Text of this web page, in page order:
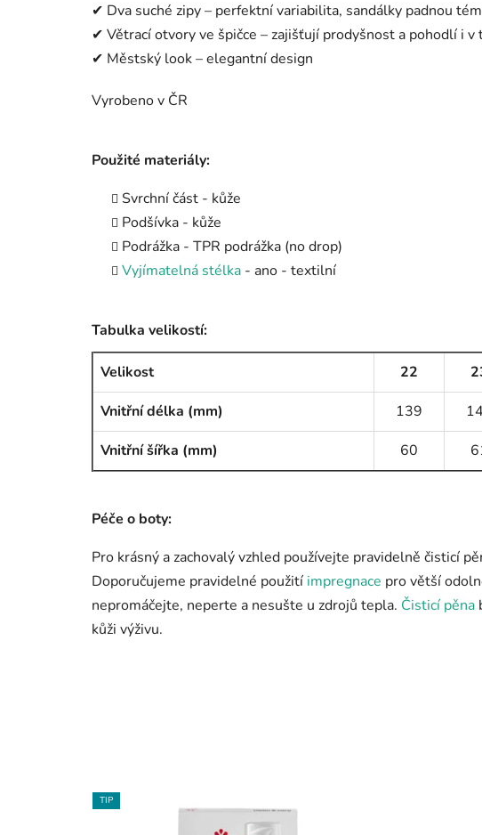
✔ Dva suché zipy – perfektní variabilita, sandálky padnou
✔ Větrací otvory ve špičce – zajišťují prodyšnost a pohodlí i v
✔ Městský look – elegantní design
Vyrobeno v ČR
Použité materiály:
Svrchní část - kůže
Podšívka - kůže
Podrážka - TPR podrážka (no drop)
Vyjímatelná stélka - ano - textilní
Tabulka velikostí:
Velikost 22
Vnitřní délka (mm)
139
Vnitřní šířka (mm)
60
Péče o boty:
Pro krásný a zachovalý vzhled používejte pravidelně čisticí
Doporučujeme pravidelné použití impregnace pro větší
nepromáčejte, neperte a nesušte u zdrojů tepla. Čisticí pěna
kůži výživu.
TIP